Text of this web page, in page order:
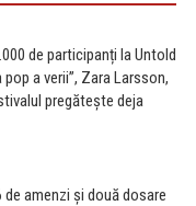
de participanți la Untold
a verii”, Zara Larsson,
pregătește deja
amenzi și două dosare